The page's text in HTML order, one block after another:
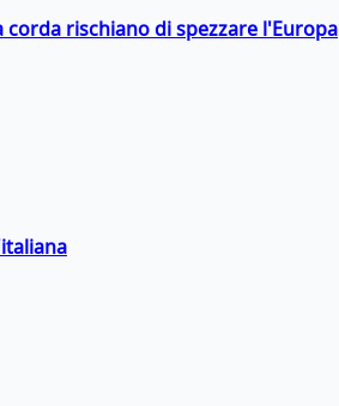
rischiano di spezzare l'Europa